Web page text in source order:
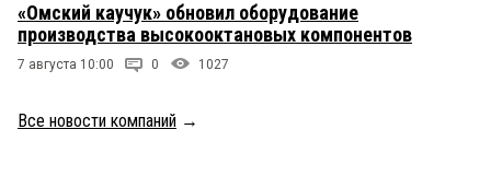
«Омский каучук» обновил оборудование
производства высокооктановых компонентов
7 августа 10:00 0 1027
Все новости компаний →